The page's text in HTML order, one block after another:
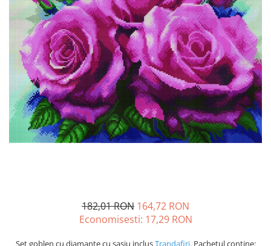
182,01 RON 164,72 RON
Economisesti: 17,29 RON
Set goblen cu diamante cu sasiu inclusTrandafiri. Pachetul contine: